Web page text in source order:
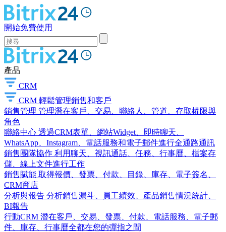
開始免費使用
產品
CRM
CRM 輕鬆管理銷售和客戶
銷售管理 管理潛在客戶、交易、聯絡人、管道、存取權限與
角色
聯絡中心 透過CRM表單、網站Widget、即時聊天、
WhatsApp、Instagram、電話服務和電子郵件進行全通路通訊
銷售團隊協作 利用聊天、視訊通話、任務、行事曆、檔案存
儲、線上文件進行工作
銷售賦能 取得報價、發票、付款、目錄、庫存、電子簽名、
CRM商店
分析與報告 分析銷售漏斗、員工績效、產品銷售情況統計、
BI報告
行動CRM 潛在客戶、交易、發票、付款、電話服務、電子郵
件、庫存、行事曆全都在您的彈指之間